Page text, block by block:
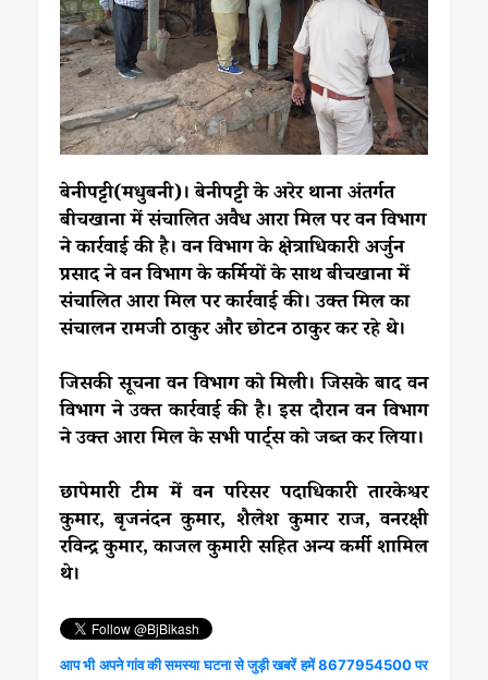
बेनीपट्टी(मधुबनी)। बेनीपट्टी के अरेर थाना अंतर्गत
बीचखाना में संचालित अवैध आरा मिल पर वन विभाग
ने कार्रवाई की है। वन विभाग के क्षेत्राधिकारी अर्जुन
प्रसाद ने वन विभाग के कर्मियों के साथ बीचखाना में
संचालित आरा मिल पर कार्रवाई की। उक्त मिल का
संचालन रामजी ठाकुर और छोटन ठाकुर कर रहे थे।
जिसकी सूचना वन विभाग को मिली। जिसके बाद वन
विभाग ने उक्त कार्रवाई की है। इस दौरान वन विभाग
ने उक्त आरा मिल के सभी पार्ट्स को जब्त कर लिया।
छापेमारी टीम में वन परिसर पदाधिकारी तारकेश्वर
कुमार, बृजनंदन कुमार, शैलेश कुमार राज, वनरक्षी
रविन्द्र कुमार, काजल कुमारी सहित अन्य कर्मी शामिल
थे।
आप भी अपने गांव की समस्या घटना से जुड़ी खबरें हमें 8677954500 पर